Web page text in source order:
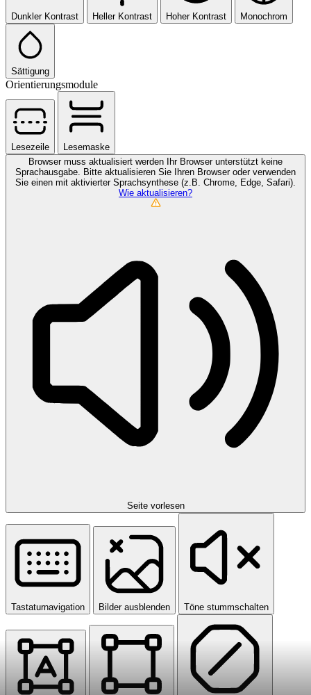
Dunkler Kontrast Heller Kontrast Hoher Kontrast Monochrom
Sättigung
Orientierungsmodule
Lesezeile
Lesemaske
Browser muss aktualisiert werden
Ihr Browser unterstützt keine
Sprachausgabe. Bitte aktualisieren Sie Ihren Browser oder verwenden
Sie einen mit aktivierter Sprachsynthese (z.B. Chrome, Edge, Safari).
Wie aktualisieren?
Seite vorlesen
Tastaturnavigation Bilder ausblenden Töne stummschalten